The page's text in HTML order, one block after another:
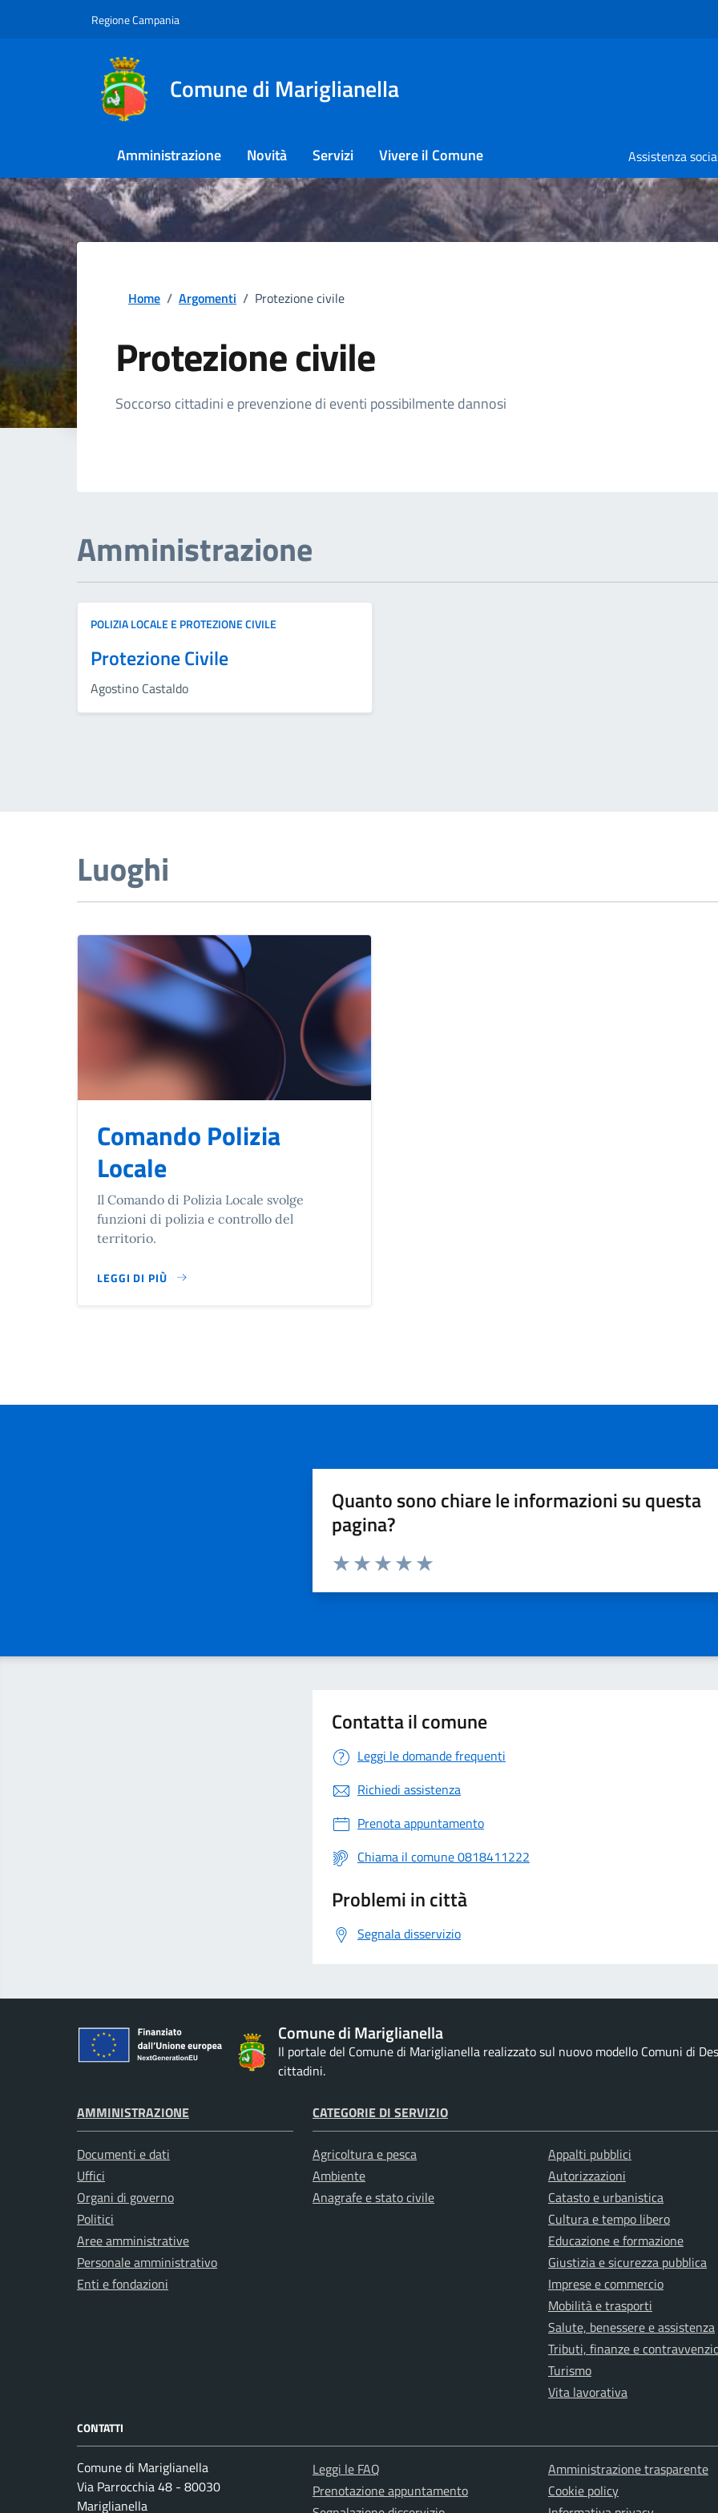
Regione Campania
Comune di Mariglianella
Amministrazione Novità Servizi Vivere il Comune Assistenza
Home / Argomenti / Protezione civile
Protezione civile
Dettagli della notizia
Soccorso cittadini e prevenzione di eventi possibilmente dannosi
Amministrazione
POLIZIA LOCALE E PROTEZIONE CIVILE
Protezione Civile
Agostino Castaldo
Luoghi
Comando Polizia
Locale
Il Comando di Polizia Locale svolge
funzioni di polizia e controllo del
territorio.
LEGGI DI PIÙ
SU COMANDO POLIZIA LOCALE
Quanto sono chiare le informazioni su questa
pagina?
Valuta da 1 a 5 stelle la pagina
Contatta il comune
Leggi le domande frequenti
Richiedi assistenza
Prenota appuntamento
Chiama il comune 0818411222
Problemi in città
Segnala disservizio
Comune di Mariglianella
Il portale del Comune di Mariglianella realizzato sul nuovo modello Comuni di
cittadini.
AMMINISTRAZIONE
Documenti e dati
Uffici
Organi di governo
Politici
Aree amministrative
Personale amministrativo
Enti e fondazioni
CATEGORIE DI SERVIZIO
Agricoltura e pesca
Ambiente
Anagrafe e stato civile
Appalti pubblici
Autorizzazioni
Catasto e urbanistica
Cultura e tempo libero
Educazione e formazione
Giustizia e sicurezza pubblica
Imprese e commercio
Mobilità e trasporti
Salute, benessere e assistenza
Tributi, finanze e
Turismo
Vita lavorativa
CONTATTI
Comune di Mariglianella
Via Parrocchia 48 - 80030
Mariglianella
Leggi le FAQ
Prenotazione appuntamento
Amministrazione trasparente
Cookie policy